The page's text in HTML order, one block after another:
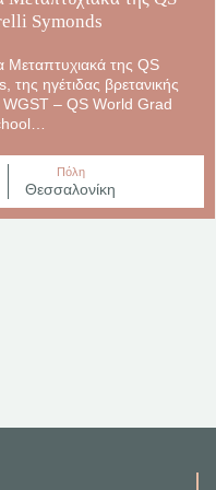
Symonds
Μεταπτυχιακά της QS
ηγέτιδας βρετανικής
WGST – QS World Grad
Πόλη
Θεσσαλονίκη